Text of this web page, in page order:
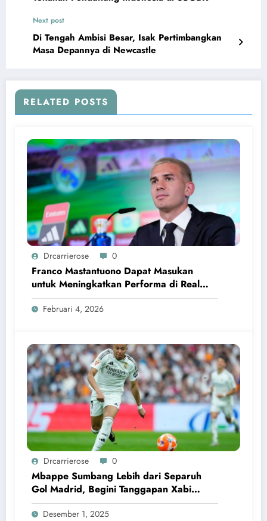
Next post
Di Tengah Ambisi Besar, Isak Pertimbangkan
Masa Depannya di Newcastle
RELATED POSTS
Drcarrierose 0
Franco Mastantuono Dapat Masukan
untuk Meningkatkan Performa di Real
Madrid
Februari 4, 2026
Drcarrierose 0
Mbappe Sumbang Lebih dari Separuh
Gol Madrid, Begini Tanggapan Xabi
Alonso
Desember 1, 2025